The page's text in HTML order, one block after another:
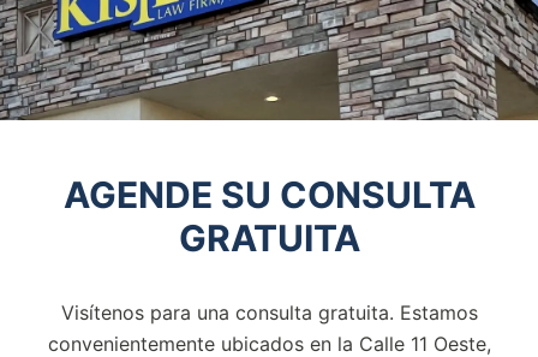
AGENDE SU CONSULTA
GRATUITA
Visítenos para una consulta gratuita. Estamos
convenientemente ubicados en la Calle 11 Oeste,